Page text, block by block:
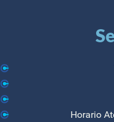
Horario